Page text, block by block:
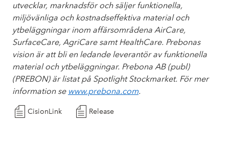
utvecklar, marknadsför och säljer funktionella,
miljövänliga och kostnadseffektiva material och
ytbeläggningar inom affärsområdena AirCare,
SurfaceCare, AgriCare samt HealthCare. Prebonas
vision är att bli en ledande leverantör av funktionella
material och ytbeläggningar. Prebona AB (publ)
(PREBON) är listat på Spotlight Stockmarket. För mer
information se www.prebona.com.
CisionLink Release